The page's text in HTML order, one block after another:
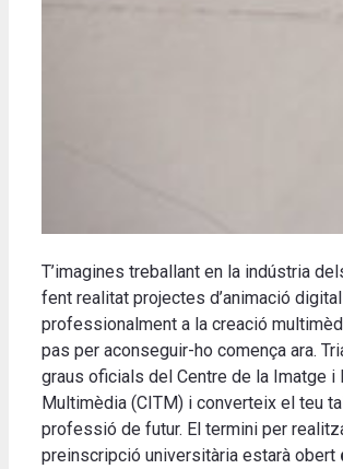
T’imagines treballant en la indústria
fent realitat projectes d’animació
professionalment a la creació
pas per aconseguir-ho comença ara.
graus oficials del Centre de la Imatge i
Multimèdia (CITM) i converteix el teu
professió de futur. El termini per
preinscripció universitària estarà obert